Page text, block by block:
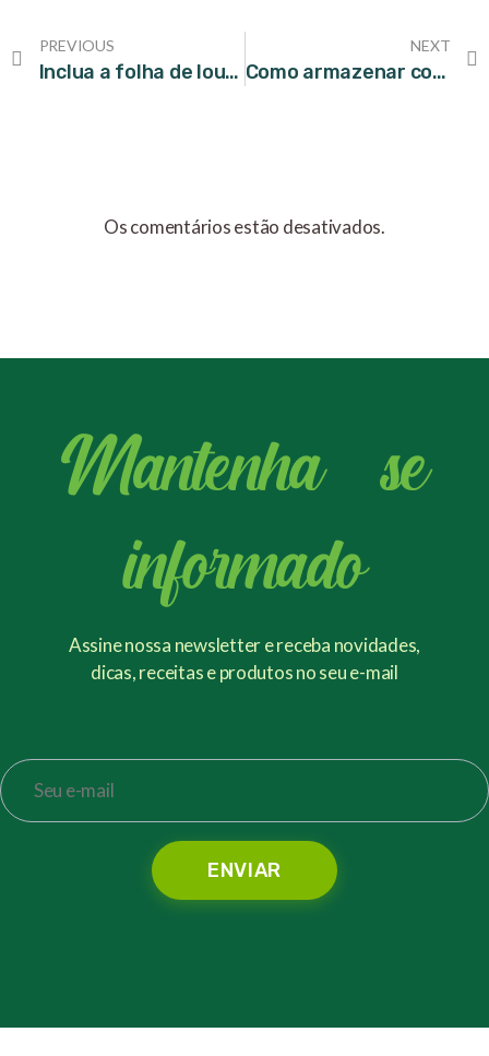
PREVIOUS
Inclua a folha de louro na sua receita e sinta a diferença
NEXT
Como armazenar corretamente as farinhas
Os comentários estão desativados.
Mantenha - se
informado
Assine nossa newsletter e receba novidades,
dicas, receitas e produtos no seu e-mail